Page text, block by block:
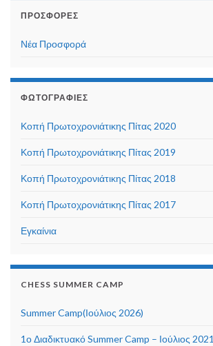
ΠΡΟΣΦΟΡΈΣ
Νέα Προσφορά
ΦΩΤΟΓΡΑΦΊΕΣ
Κοπή Πρωτοχρονιάτικης Πίτας 2020
Κοπή Πρωτοχρονιάτικης Πίτας 2019
Κοπή Πρωτοχρονιάτικης Πίτας 2018
Κοπή Πρωτοχρονιάτικης Πίτας 2017
Εγκαίνια
CHESS SUMMER CAMP
Summer Camp(Ιούλιος 2026)
1ο Διαδικτυακό Summer Camp – Ιούλιος 2021